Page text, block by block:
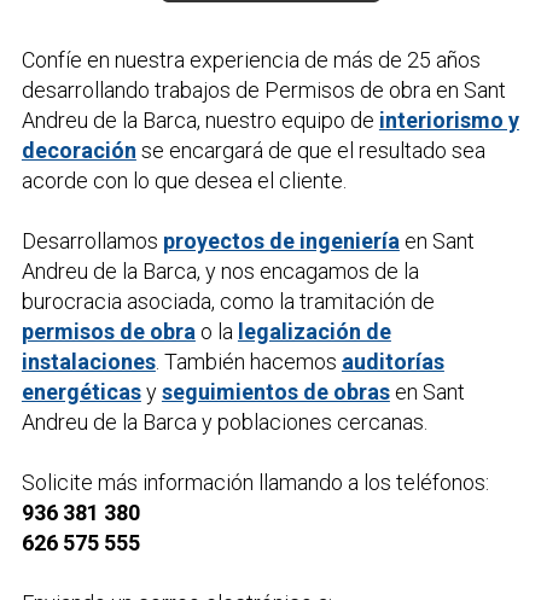
Confíe en nuestra experiencia de más de 25 años
desarrollando trabajos de Permisos de obra en Sant
Andreu de la Barca, nuestro equipo de interiorismo y
decoración se encargará de que el resultado sea
acorde con lo que desea el cliente.
Desarrollamos proyectos de ingeniería en Sant
Andreu de la Barca, y nos encagamos de la
burocracia asociada, como la tramitación de
permisos de obra o la legalización de
instalaciones. También hacemos auditorías
energéticasyseguimientos de obrasen Sant
Andreu de la Barca y poblaciones cercanas.
Solicite más información llamando a los teléfonos:
936 381 380
626 575 555